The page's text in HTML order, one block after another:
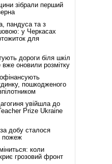
зібрали перший
пандуса та з
у Черкасах
для
дороги біля шкіл
вже оновили розмітку
пошкодженого
увійшла до
Prize Ukraine
добу сталося
пожеж
коли
грозовий фронт